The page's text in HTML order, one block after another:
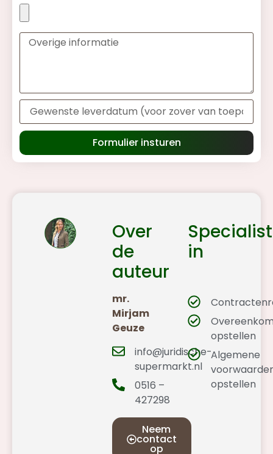
Formulier insturen
Over
de
auteur
mr.
Mirjam
Geuze
info@juridische-
supermarkt.nl
0516 –
427298
Neem
contact
op
Specialist
in
opstellen
Algemene
opstellen